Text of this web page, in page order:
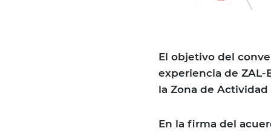
El objetivo del
experiencia de ZAL-
la Zona de
En la firma del